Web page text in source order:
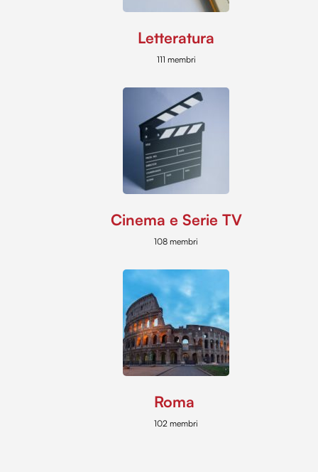
Letteratura
111 membri
Cinema e Serie TV
108 membri
Roma
102 membri